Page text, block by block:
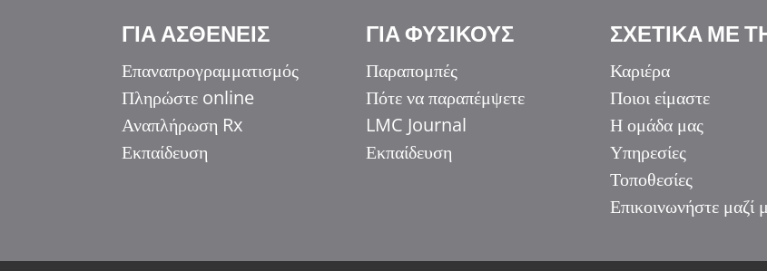
ΓΙΑ ΑΣΘΕΝΕΙΣ
Επαναπρογραμματισμός
Πληρώστε online
Αναπλήρωση Rx
Εκπαίδευση
ΓΙΑ ΦΥΣΙΚΟΥΣ
Παραπομπές
Πότε να παραπέμψετε
LMC Journal
Εκπαίδευση
ΣΧΕΤΙΚΑ ΜΕ
Καριέρα
Ποιοι είμαστε
Η ομάδα μας
Υπηρεσίες
Τοποθεσίες
Επικοινωνήστε μαζί
简体中文
香港中文
Italiano